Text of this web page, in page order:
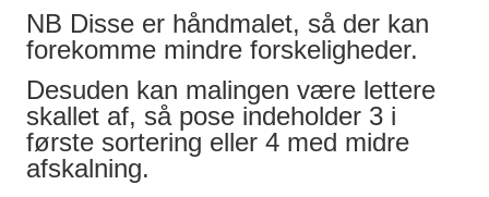
NB Disse er håndmalet, så der kan
forekomme mindre forskeligheder.
Desuden kan malingen være lettere
skallet af, så pose indeholder 3 i
første sortering eller 4 med midre
afskalning.